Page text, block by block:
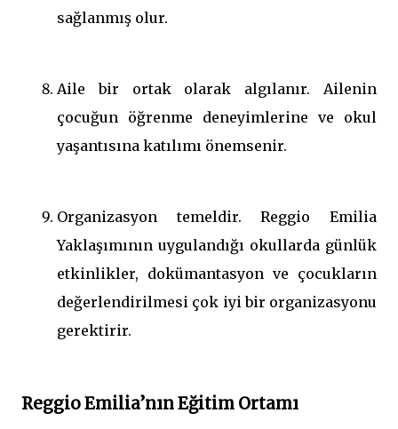
sağlanmış olur.
Aile bir ortak olarak algılanır. Ailenin
çocuğun öğrenme deneyimlerine ve okul
yaşantısına katılımı önemsenir.
Organizasyon temeldir. Reggio Emilia
Yaklaşımının uygulandığı okullarda günlük
etkinlikler, dokümantasyon ve çocukların
değerlendirilmesi çok iyi bir organizasyonu
gerektirir.
Reggio Emilia’nın Eğitim Ortamı